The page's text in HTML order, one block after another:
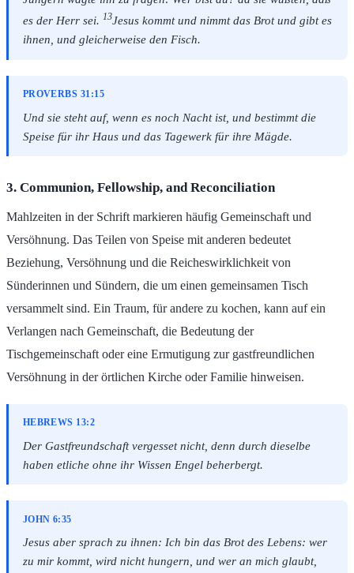
es der Herr sei. 13Jesus kommt und nimmt das Brot und gibt es
ihnen, und gleicherweise den Fisch.
PROVERBS 31:15
Und sie steht auf, wenn es noch Nacht ist, und bestimmt die
Speise für ihr Haus und das Tagewerk für ihre Mägde.
3. Communion, Fellowship, and Reconciliation
Mahlzeiten in der Schrift markieren häufig Gemeinschaft und
Versöhnung. Das Teilen von Speise mit anderen bedeutet
Beziehung, Versöhnung und die Reicheswirklichkeit von
Sünderinnen und Sündern, die um einen gemeinsamen Tisch
versammelt sind. Ein Traum, für andere zu kochen, kann auf ein
Verlangen nach Gemeinschaft, die Bedeutung der
Tischgemeinschaft oder eine Ermutigung zur gastfreundlichen
Versöhnung in der örtlichen Kirche oder Familie hinweisen.
HEBREWS 13:2
Der Gastfreundschaft vergesset nicht, denn durch dieselbe
haben etliche ohne ihr Wissen Engel beherbergt.
JOHN 6:35
Jesus aber sprach zu ihnen: Ich bin das Brot des Lebens: wer
zu mir kommt, wird nicht hungern, und wer an mich glaubt,